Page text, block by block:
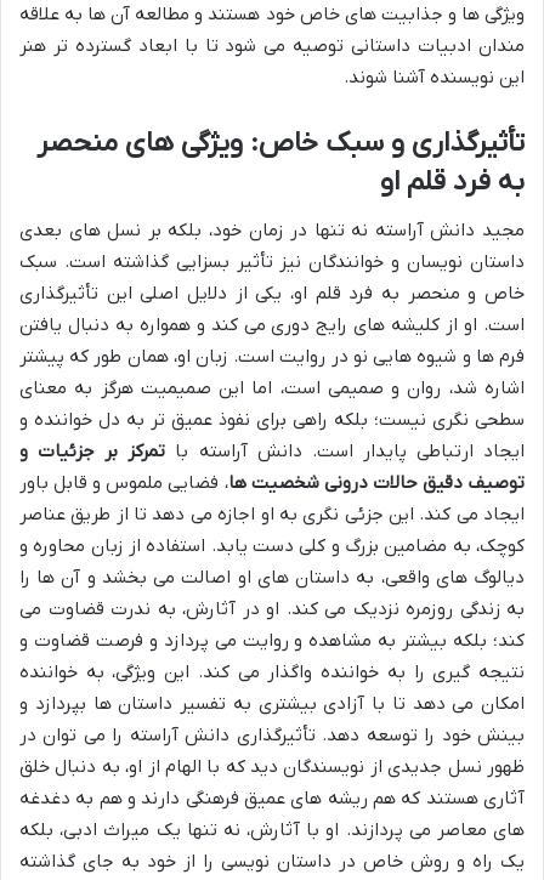
ویژگی ها و جذابیت های خاص خود هستند و مطالعه آن ها به علاقه
مندان ادبیات داستانی توصیه می شود تا با ابعاد گسترده تر هنر
این نویسنده آشنا شوند.
تأثیرگذاری و سبک خاص: ویژگی های منحصر
به فرد قلم او
مجید دانش آراسته نه تنها در زمان خود، بلکه بر نسل های بعدی
داستان نویسان و خوانندگان نیز تأثیر بسزایی گذاشته است. سبک
خاص و منحصر به فرد قلم او، یکی از دلایل اصلی این تأثیرگذاری
است. او از کلیشه های رایج دوری می کند و همواره به دنبال یافتن
فرم ها و شیوه هایی نو در روایت است. زبان او، همان طور که پیشتر
اشاره شد، روان و صمیمی است، اما این صمیمیت هرگز به معنای
سطحی نگری نیست؛ بلکه راهی برای نفوذ عمیق تر به دل خواننده و
ایجاد ارتباطی پایدار است. دانش آراسته با تمرکز بر جزئیات و
توصیف دقیق حالات درونی شخصیت ها، فضایی ملموس و قابل باور
ایجاد می کند. این جزئی نگری به او اجازه می دهد تا از طریق عناصر
کوچک، به مضامین بزرگ و کلی دست یابد. استفاده از زبان محاوره و
دیالوگ های واقعی، به داستان های او اصالت می بخشد و آن ها را
به زندگی روزمره نزدیک می کند. او در آثارش، به ندرت قضاوت می
کند؛ بلکه بیشتر به مشاهده و روایت می پردازد و فرصت قضاوت و
نتیجه گیری را به خواننده واگذار می کند. این ویژگی، به خواننده
امکان می دهد تا با آزادی بیشتری به تفسیر داستان ها بپردازد و
بینش خود را توسعه دهد. تأثیرگذاری دانش آراسته را می توان در
ظهور نسل جدیدی از نویسندگان دید که با الهام از او، به دنبال خلق
آثاری هستند که هم ریشه های عمیق فرهنگی دارند و هم به دغدغه
های معاصر می پردازند. او با آثارش، نه تنها یک میراث ادبی، بلکه
یک راه و روش خاص در داستان نویسی را از خود به جای گذاشته